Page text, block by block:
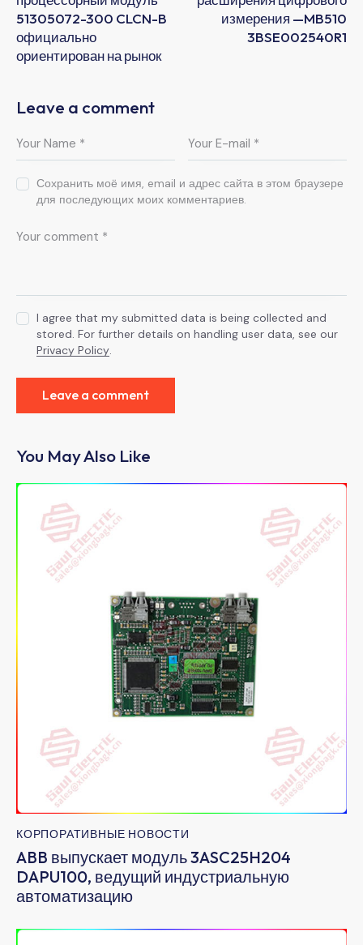
51305072-300 CLCN-B
официально
ориентирован на рынок
измерения —MB510
3BSE002540R1
Leave a comment
Сохранить моё имя, email и адрес сайта в этом браузере
для последующих моих комментариев.
I agree that my submitted data is being collected and
stored. For further details on handling user data, see our
Privacy Policy.
You May Also Like
КОРПОРАТИВНЫЕ НОВОСТИ
ABB выпускает модуль 3ASC25H204
DAPU100, ведущий индустриальную
автоматизацию